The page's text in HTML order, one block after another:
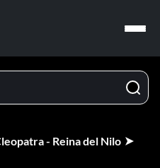
- Reina del Nilo